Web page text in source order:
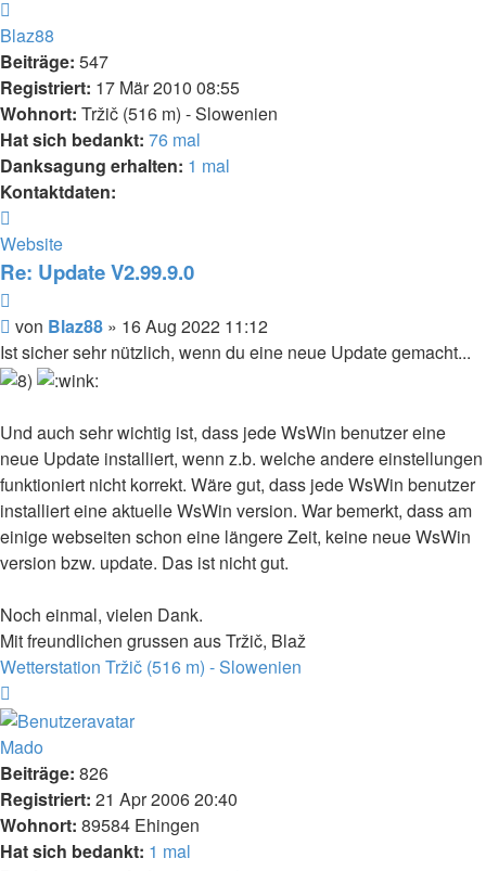
oben
Blaz88
Beiträge: 547
Registriert: 17 Mär 2010 08:55
Wohnort: Tržič (516 m) - Slowenien
Hat sich bedankt: 76 mal
Danksagung erhalten: 1 mal
Kontaktdaten:
von
Blaz88
Website
Re: Update V2.99.9.0
Beitrag
von Blaz88 » 16 Aug 2022 11:12
Ist sicher sehr nützlich, wenn du eine neue Update gemacht...
Und auch sehr wichtig ist, dass jede WsWin benutzer eine
neue Update installiert, wenn z.b. welche andere einstellungen
funktioniert nicht korrekt. Wäre gut, dass jede WsWin benutzer
installiert eine aktuelle WsWin version. War bemerkt, dass am
einige webseiten schon eine längere Zeit, keine neue WsWin
version bzw. update. Das ist nicht gut.
Noch einmal, vielen Dank.
Mit freundlichen grussen aus Tržič, Blaž
Wetterstation Tržič (516 m) - Slowenien
oben
Mado
Beiträge: 826
Registriert: 21 Apr 2006 20:40
Wohnort: 89584 Ehingen
Hat sich bedankt: 1 mal